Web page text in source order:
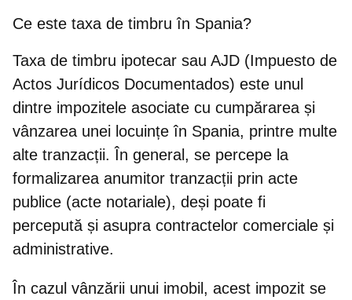
Ce este taxa de timbru în Spania?
Taxa de timbru ipotecar sau AJD (Impuesto de
Actos Jurídicos Documentados) este unul
dintre impozitele asociate cu cumpărarea și
vânzarea unei locuințe în Spania, printre multe
alte tranzacții. În general, se percepe la
formalizarea anumitor tranzacții prin acte
publice (acte notariale), deși poate fi
percepută și asupra contractelor comerciale și
administrative.
În cazul vânzării unui imobil, acest impozit se